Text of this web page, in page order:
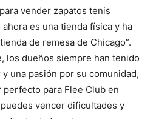
vender zapatos tenis
es una tienda física y ha
de remesa de Chicago”.
los dueños siempre han tenido
una pasión por su comunidad,
para Flee Club en
vencer dificultades y